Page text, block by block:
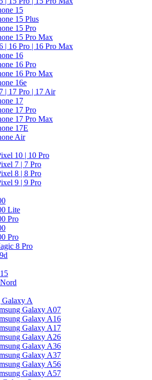
15
15 Plus
15 Pro
15 Pro Max
| 16 Pro | 16 Pro Max
16
16 Pro
16 Pro Max
16e
| 17 Pro | 17 Air
17
17 Pro
17 Pro Max
17E
Air
10 | 10 Pro
7 | 7 Pro
8 | 8 Pro
9 | 9 Pro
Lite
Pro
Pro
8 Pro
Galaxy A
Galaxy A07
Galaxy A16
Galaxy A17
Galaxy A26
Galaxy A36
Galaxy A37
Galaxy A56
Galaxy A57